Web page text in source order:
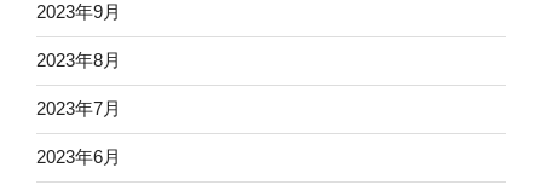
2023年9月
2023年8月
2023年7月
2023年6月